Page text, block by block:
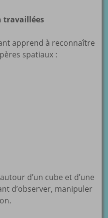
travaillées
apprend à reconnaître
spatiaux :
d’un cube et d’une
d’observer, manipuler